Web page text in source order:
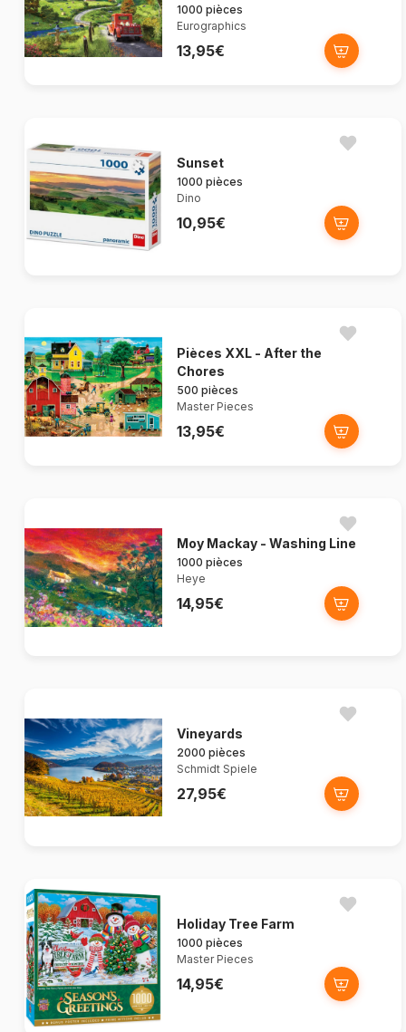
1000 pièces
Eurographics
13,95€
Sunset
1000 pièces
Dino
10,95€
Pièces XXL - After the
Chores
500 pièces
Master Pieces
13,95€
Moy Mackay - Washing Line
1000 pièces
Heye
14,95€
Vineyards
2000 pièces
Schmidt Spiele
27,95€
Holiday Tree Farm
1000 pièces
Master Pieces
14,95€